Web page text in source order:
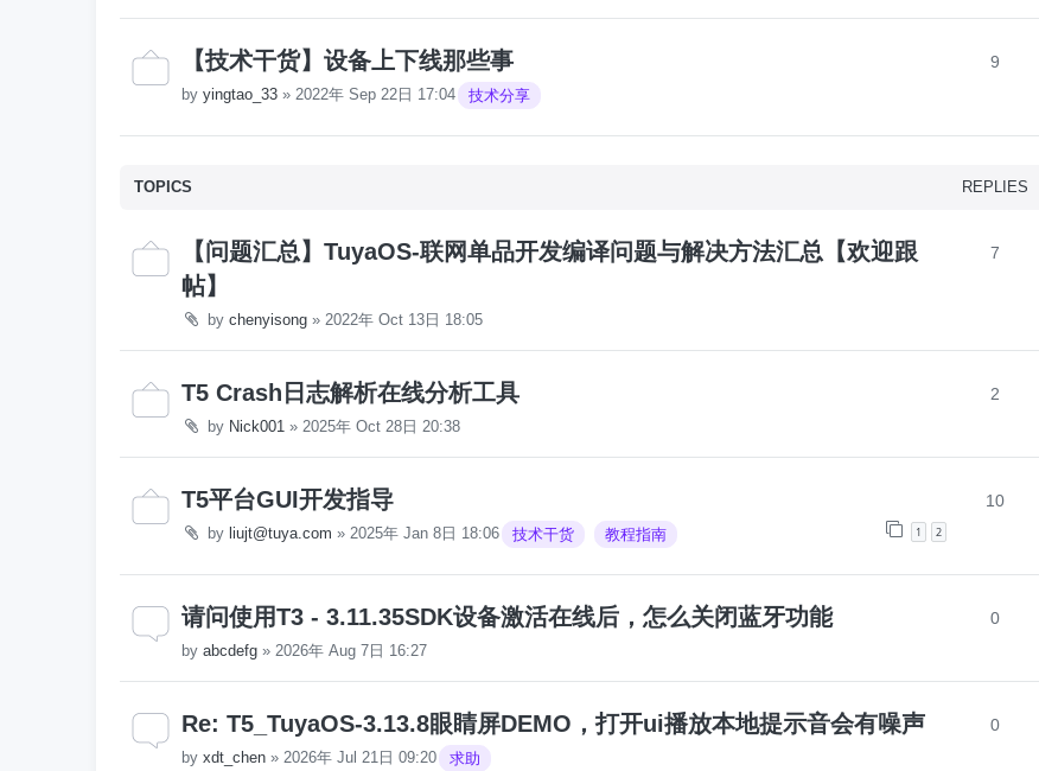
【技术干货】设备上下线那些事
by yingtao_33 » 2022年 Sep 22日 17:04 技术分享
9
TOPICS REPLIES
【问题汇总】TuyaOS-联网单品开发编译问题与解决方法汇总【欢迎跟
帖】
by chenyisong » 2022年 Oct 13日 18:05
7
T5 Crash日志解析在线分析工具
by Nick001 » 2025年 Oct 28日 20:38
2
T5平台GUI开发指导
by liujt@tuya.com » 2025年 Jan 8日 18:06 1 2
技术干货 教程指南
10
请问使用T3 - 3.11.35SDK设备激活在线后，怎么关闭蓝牙功能
by abcdefg » 2026年 Aug 7日 16:27
0
Re: T5_TuyaOS-3.13.8眼睛屏DEMO，打开ui播放本地提示音会有噪声
by xdt_chen » 2026年 Jul 21日 09:20 求助
0